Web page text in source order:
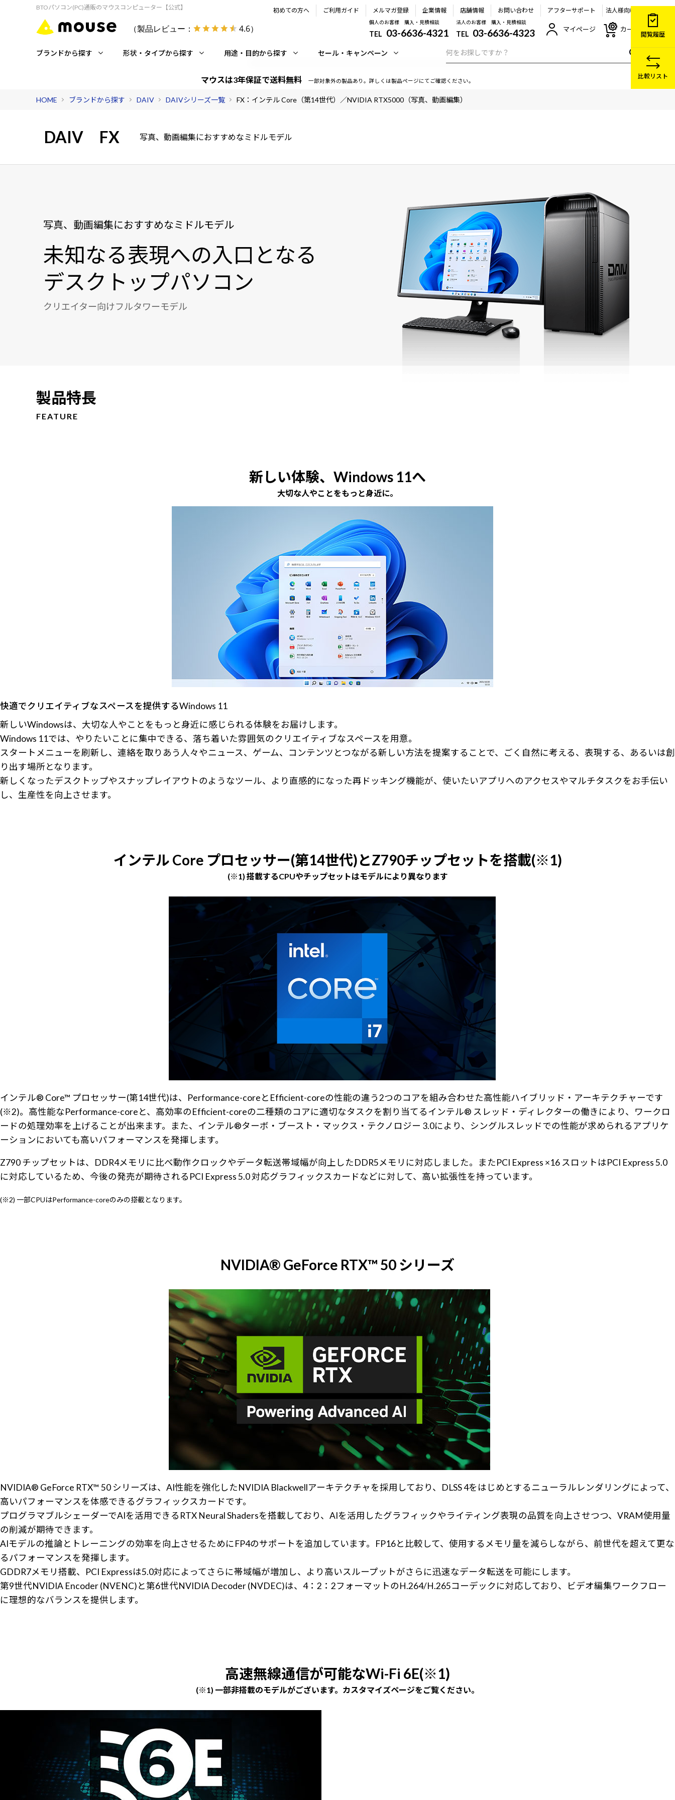
BTOパソコン(PC)通販のマウスコンピューター【公式】
（製品レビュー： 4.6）
初めての方へ ご利用ガイド メルマガ登録 企業情報 店舗情報 お問い合わせ アフターサポート 法人様向け
個人のお客様 購入・見積相談
TEL 03-6636-4321
法人のお客様 購入・見積相談
TEL 03-6636-4323 マイページ カート
ブランドから探す 形状・タイプから探す 用途・目的から探す セール・キャンペーン
マウスは3年保証で送料無料 一部対象外の製品あり。詳しくは製品ページにてご確認ください。
HOME ブランドから探す DAIV DAIVシリーズ一覧 FX：インテル Core（第14世代）／NVIDIA RTX5000（写真、動画編集）
DAIV FX 写真、動画編集におすすめなミドルモデル
写真、動画編集におすすめなミドルモデル
未知なる表現への入口となる
デスクトップパソコン
クリエイター向けフルタワーモデル
製品特長
FEATURE
新しい体験、Windows 11へ
大切な人やことをもっと身近に。
快適でクリエイティブなスペースを提供するWindows 11
新しいWindowsは、大切な人やことをもっと身近に感じられる体験をお届けします。
Windows 11では、やりたいことに集中できる、落ち着いた雰囲気のクリエイティブなスペースを用意。
スタートメニューを刷新し、連絡を取りあう人々やニュース、ゲーム、コンテンツとつながる新しい方法を提案することで、ごく自然に考える、表現する、あるいは創
り出す場所となります。
新しくなったデスクトップやスナップレイアウトのようなツール、より直感的になった再ドッキング機能が、使いたいアプリへのアクセスやマルチタスクをお手伝い
し、生産性を向上させます。
インテル Core プロセッサー(第14世代)とZ790チップセットを搭載(※1)
(※1) 搭載するCPUやチップセットはモデルにより異なります
インテル® Core™ プロセッサー(第14世代)は、Performance-coreとEfficient-coreの性能の違う2つのコアを組み合わせた高性能ハイブリッド・アーキテクチャーです
(※2)。高性能なPerformance-coreと、高効率のEfficient-coreの二種類のコアに適切なタスクを割り当てるインテル® スレッド・ディレクターの働きにより、ワークロ
ードの処理効率を上げることが出来ます。また、インテル®ターボ・ブースト・マックス・テクノロジー 3.0により、シングルスレッドでの性能が求められるアプリケ
ーションにおいても高いパフォーマンスを発揮します。
Z790 チップセットは、DDR4メモリに比べ動作クロックやデータ転送帯域幅が向上したDDR5メモリに対応しました。またPCI Express ×16 スロットはPCI Express 5.0
に対応しているため、今後の発売が期待されるPCI Express 5.0 対応グラフィックスカードなどに対して、高い拡張性を持っています。
(※2) 一部CPUはPerformance-coreのみの搭載となります。
NVIDIA® GeForce RTX™ 50 シリーズ
NVIDIA® GeForce RTX™ 50 シリーズは、AI性能を強化したNVIDIA Blackwellアーキテクチャを採用しており、DLSS 4をはじめとするニューラルレンダリングによって、
高いパフォーマンスを体感できるグラフィックスカードです。
プログラマブルシェーダーでAIを活用できるRTX Neural Shadersを搭載しており、AIを活用したグラフィックやライティング表現の品質を向上させつつ、VRAM使用量
の削減が期待できます。
AIモデルの推論とトレーニングの効率を向上させるためにFP4のサポートを追加しています。FP16と比較して、使用するメモリ量を減らしながら、前世代を超えて更な
るパフォーマンスを発揮します。
GDDR7メモリ搭載、PCI Expressは5.0対応によってさらに帯域幅が増加し、より高いスループットがさらに迅速なデータ転送を可能にします。
第9世代NVIDIA Encoder (NVENC)と第6世代NVIDIA Decoder (NVDEC)は、4：2：2フォーマットのH.264/H.265コーデックに対応しており、ビデオ編集ワークフロー
に理想的なバランスを提供します。
高速無線通信が可能なWi-Fi 6E(※1)
(※1) 一部非搭載のモデルがございます。カスタマイズページをご覧ください。
閲覧履歴
比較リスト